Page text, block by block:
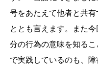
号をあたえて他者と共
ととも言えます。また
分の行為の意味を知るこ
で実践しているのも、